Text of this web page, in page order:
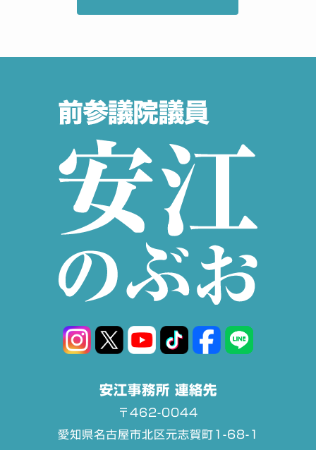
安江事務所 連絡先
〒462-0044
愛知県名古屋市北区元志賀町1-68-1